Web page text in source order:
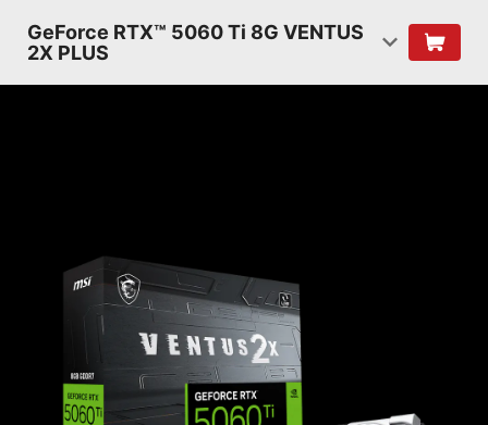
GeForce RTX™ 5060 Ti 8G VENTUS
2X PLUS